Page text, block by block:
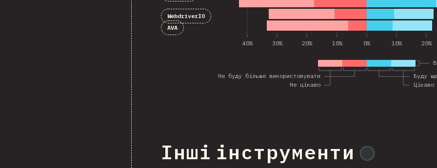
Не цікаво
Не буду більше використовувати
Буду
Цікаво
40% 30% 20% 10% 0% 10% 20%
WebdriverIO
AVA
Інші інструменти